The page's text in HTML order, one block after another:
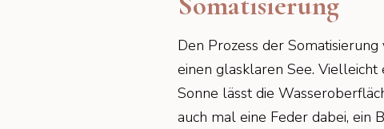
Den Prozess der
einen glasklaren See. Vielleicht
Sonne lässt die
auch mal eine Feder dabei, ein